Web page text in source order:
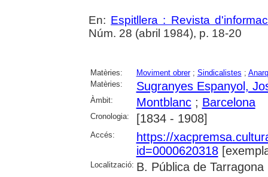
En: Espitllera : Revista
Núm. 28 (abril 1984), p. 18-20
Matèries: Moviment obrer; Sindicalistes ;
Matèries:
Sugranyes Espanyol,
Àmbit: Montblanc; Barcelona
Cronologia: [1834 - 1908]
Accés:
https://
id=0000620318
Localització: B. Pública de Tarragona